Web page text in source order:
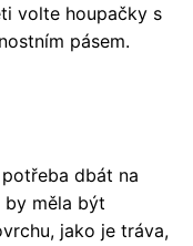
volte houpačky s
pásem.
dbát na
by měla být
jako je tráva,